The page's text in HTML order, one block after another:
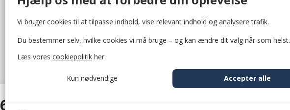
venner er inviteret med.
Vi glæder os helt vildt og kan
Vi ses :-)
624 kr.
Vi bruger cookies til at tilpasse indhold, vise relevant indhold og analysere trafik.
Du bestemmer selv, hvilke cookies vi må bruge – og kan ændre dit valg når som helst.
Læs vores cookiepolitik her.
Kun nødvendige Accepter alle